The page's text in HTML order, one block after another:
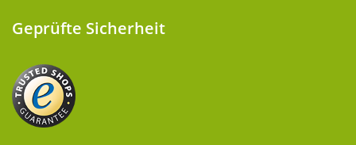
Geprüfte Sicherheit